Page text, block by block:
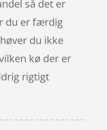
så det er
du er færdig
du ikke
kø der er
rigtigt